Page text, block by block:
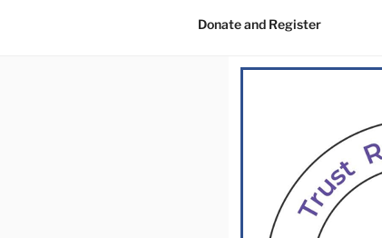
Donate and Register